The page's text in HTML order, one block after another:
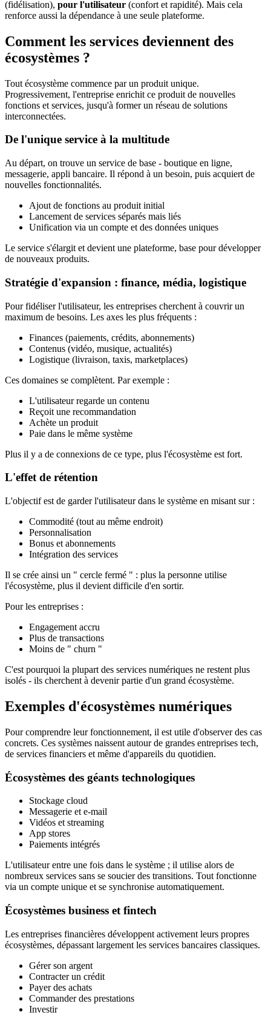
(fidélisation), pour l'utilisateur (confort et rapidité). Mais cela
renforce aussi la dépendance à une seule plateforme.
Comment les services deviennent des
écosystèmes ?
Tout écosystème commence par un produit unique.
Progressivement, l'entreprise enrichit ce produit de nouvelles
fonctions et services, jusqu'à former un réseau de solutions
interconnectées.
De l'unique service à la multitude
Au départ, on trouve un service de base - boutique en ligne,
messagerie, appli bancaire. Il répond à un besoin, puis acquiert de
nouvelles fonctionnalités.
Ajout de fonctions au produit initial
Lancement de services séparés mais liés
Unification via un compte et des données uniques
Le service s'élargit et devient une plateforme, base pour développer
de nouveaux produits.
Stratégie d'expansion : finance, média, logistique
Pour fidéliser l'utilisateur, les entreprises cherchent à couvrir un
maximum de besoins. Les axes les plus fréquents :
Finances (paiements, crédits, abonnements)
Contenus (vidéo, musique, actualités)
Logistique (livraison, taxis, marketplaces)
Ces domaines se complètent. Par exemple :
L'utilisateur regarde un contenu
Reçoit une recommandation
Achète un produit
Paie dans le même système
Plus il y a de connexions de ce type, plus l'écosystème est fort.
L'effet de rétention
L'objectif est de garder l'utilisateur dans le système en misant sur :
Commodité (tout au même endroit)
Personnalisation
Bonus et abonnements
Intégration des services
Il se crée ainsi un " cercle fermé " : plus la personne utilise
l'écosystème, plus il devient difficile d'en sortir.
Pour les entreprises :
Engagement accru
Plus de transactions
Moins de " churn "
C'est pourquoi la plupart des services numériques ne restent plus
isolés - ils cherchent à devenir partie d'un grand écosystème.
Exemples d'écosystèmes numériques
Pour comprendre leur fonctionnement, il est utile d'observer des cas
concrets. Ces systèmes naissent autour de grandes entreprises tech,
de services financiers et même d'appareils du quotidien.
Écosystèmes des géants technologiques
Stockage cloud
Messagerie et e-mail
Vidéos et streaming
App stores
Paiements intégrés
L'utilisateur entre une fois dans le système ; il utilise alors de
nombreux services sans se soucier des transitions. Tout fonctionne
via un compte unique et se synchronise automatiquement.
Écosystèmes business et fintech
Les entreprises financières développent activement leurs propres
écosystèmes, dépassant largement les services bancaires classiques.
Gérer son argent
Contracter un crédit
Payer des achats
Commander des prestations
Investir